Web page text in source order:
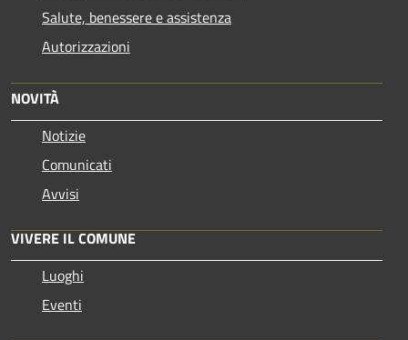
Salute, benessere e assistenza
Autorizzazioni
NOVITÀ
Notizie
Comunicati
Avvisi
VIVERE IL COMUNE
Luoghi
Eventi